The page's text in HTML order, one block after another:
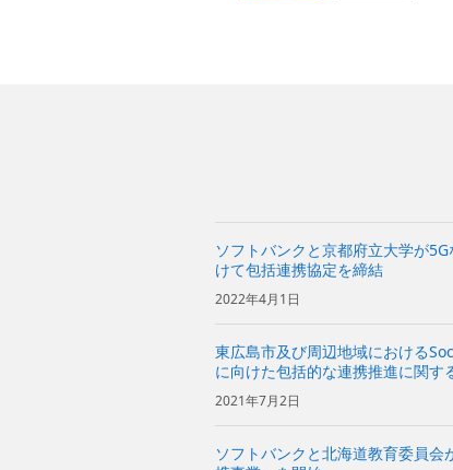
ソフトバンクと京都府立大学が
けて包括連携協定を締結
2022年4月1日
東広島市及び周辺地域における
に向けた包括的な連携推進に関す
2021年7月2日
ソフトバンクと北海道教育委員